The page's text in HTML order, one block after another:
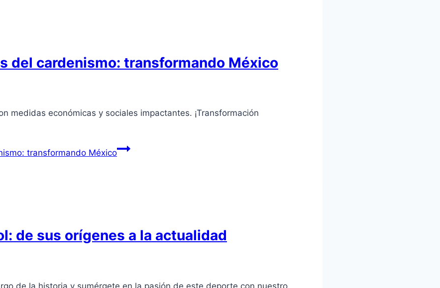
del cardenismo: transformando México
medidas económicas y sociales impactantes. ¡Transformación
transformando México
de sus orígenes a la actualidad
de la historia y sumérgete en la pasión de este deporte con nuestro